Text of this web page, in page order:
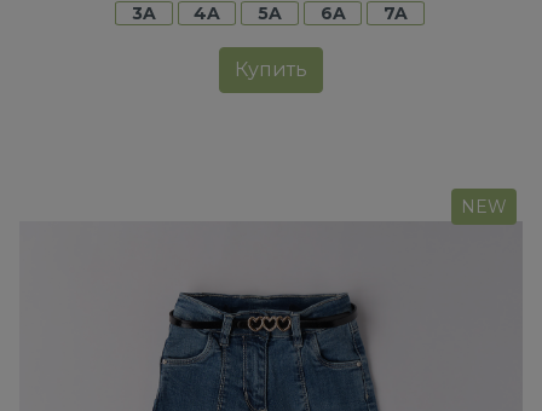
3A
4A 5A 6A 7A
Купить
NEW